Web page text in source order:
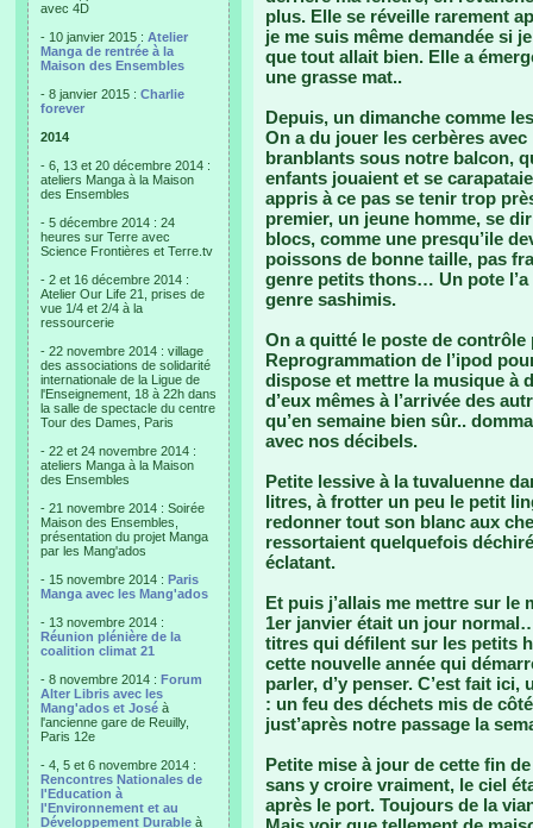
avec 4D
- 10 janvier 2015 : Atelier
Manga de rentrée à la
Maison des Ensembles
- 8 janvier 2015 : Charlie
forever
2014
- 6, 13 et 20 décembre 2014 :
ateliers Manga à la Maison
des Ensembles
- 5 décembre 2014 : 24
heures sur Terre avec
Science Frontières et Terre.tv
- 2 et 16 décembre 2014 :
Atelier Our Life 21, prises de
vue 1/4 et 2/4 à la
ressourcerie
- 22 novembre 2014 : village
des associations de solidarité
internationale de la Ligue de
l'Enseignement, 18 à 22h dans
la salle de spectacle du centre
Tour des Dames, Paris
- 22 et 24 novembre 2014 :
ateliers Manga à la Maison
des Ensembles
- 21 novembre 2014 : Soirée
Maison des Ensembles,
présentation du projet Manga
par les Mang'ados
- 15 novembre 2014 : Paris
Manga avec les Mang'ados
- 13 novembre 2014 :
Réunion plénière de la
coalition climat 21
- 8 novembre 2014 : Forum
Alter Libris avec les
Mang'ados et José à
l'ancienne gare de Reuilly,
Paris 12e
- 4, 5 et 6 novembre 2014 :
Rencontres Nationales de
l'Education à
l'Environnement et au
Développement Durable à
plus. Elle se réveille rarement
je me suis même demandée si
que tout allait bien. Elle a
une grasse mat..
Depuis, un dimanche comme
On a du jouer les cerbères
branblants sous notre balcon,
enfants jouaient et se
appris à ce pas se tenir trop
premier, un jeune homme, se
blocs, comme une presqu’ile
poissons de bonne taille, pas
genre petits thons… Un pote
genre sashimis.
On a quitté le poste de
Reprogrammation de l’ipod
dispose et mettre la musique à
d’eux mêmes à l’arrivée des
qu’en semaine bien sûr..
avec nos décibels.
Petite lessive à la tuvaluenne
litres, à frotter un peu le petit
redonner tout son blanc aux
ressortaient quelquefois
éclatant.
Et puis j’allais me mettre sur le
1er janvier était un jour
titres qui défilent sur les petits
cette nouvelle année qui
parler, d’y penser. C’est fait
: un feu des déchets mis de
just’après notre passage la
Petite mise à jour de cette fin
sans y croire vraiment, le ciel
après le port. Toujours de la